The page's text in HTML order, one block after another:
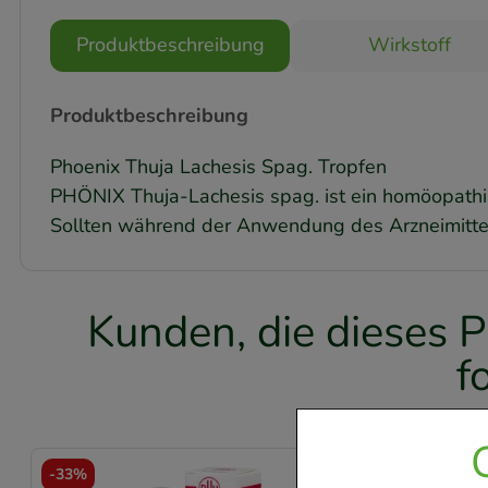
Produktbeschreibung Wirkstoff
Produktbeschreibung
Phoenix Thuja Lachesis Spag. Tropfen
PHÖNIX Thuja-Lachesis spag. ist ein
Sollten während der Anwendung des
Kunden, die dieses
-33%